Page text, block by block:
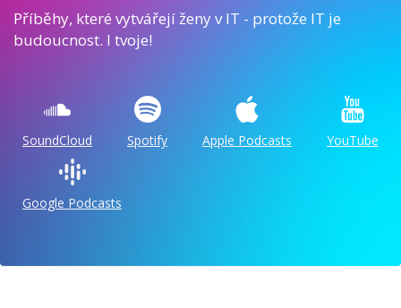
Příběhy, které vytvářejí ženy v IT - protože IT je
budoucnost. I tvoje!
SoundCloud Spotify Apple Podcasts YouTube
Google Podcasts